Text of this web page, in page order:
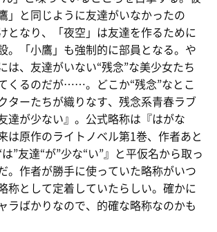
」と同じように友達がいなかったの
となり、「夜空」は友達を作るために
。「小鷹」も強制的に部員となる。や
は、友達がいない“残念”な美少女たち
くるのだが……。どこか“残念”なとこ
ターたちが織りなす、残念系青春ラブ
達が少ない』。公式略称は『はがな
は原作のライトノベル第1巻、作者あと
”友達“が”少な“い”』と平仮名から取っ
。作者が勝手に使っていた略称がいつ
称として定着していたらしい。確かに
ラばかりなので、的確な略称なのかも